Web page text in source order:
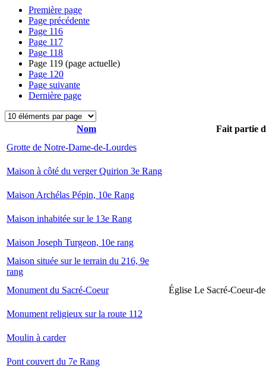
Première page
Page précédente
Page 116
Page 117
Page 118
Page 119 (page actuelle)
Page 120
Page suivante
Dernière page
Nom
Fait partie
Grotte de Notre-Dame-de-Lourdes
Maison à côté du verger Quirion 3e Rang
Maison Archélas Pépin, 10e Rang
Maison inhabitée sur le 13e Rang
Maison Joseph Turgeon, 10e rang
Maison située sur le terrain du 216, 9e
rang
Monument du Sacré-Coeur
Église Le Sacré-Coeur-
Monument religieux sur la route 112
Moulin à carder
Pont couvert du 7e Rang